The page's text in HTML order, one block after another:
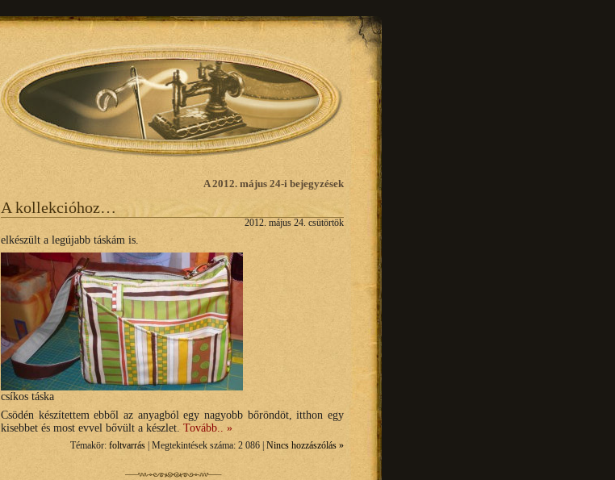
A 2012. május 24-i bejegyzések
A kollekcióhoz…
2012. május 24. csütörtök
elkészült a legújabb táskám is.
csíkos táska
Csödén készítettem ebből az anyagból egy nagyobb bőröndöt, itthon egy
kisebbet és most evvel bővült a készlet. Tovább.. »
Témakör: foltvarrás | Megtekintések száma: 2 086 | Nincs hozzászólás »